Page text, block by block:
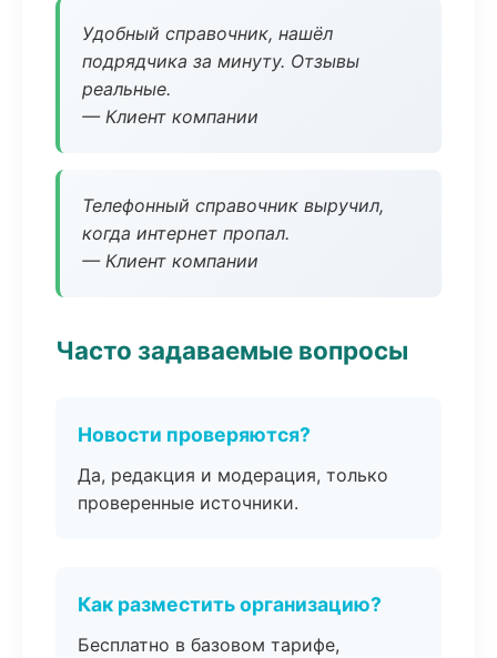
Удобный справочник, нашёл
подрядчика за минуту. Отзывы
реальные.
— Клиент компании
Телефонный справочник выручил,
когда интернет пропал.
— Клиент компании
Часто задаваемые вопросы
Новости проверяются?
Да, редакция и модерация, только
проверенные источники.
Как разместить организацию?
Бесплатно в базовом тарифе,